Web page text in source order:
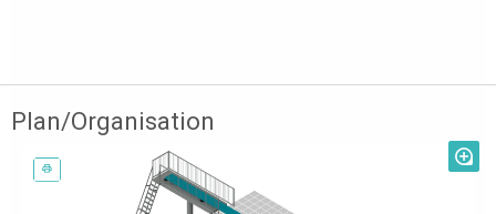
Plan/Organisation